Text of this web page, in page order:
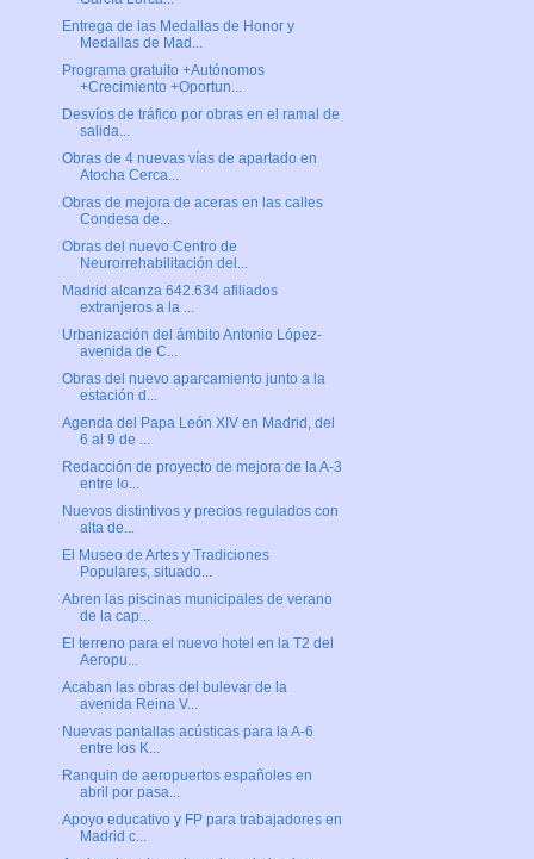
Entrega de las Medallas de Honor y
Medallas de Mad...
Programa gratuito +Autónomos
+Crecimiento +Oportun...
Desvíos de tráfico por obras en el ramal de
salida...
Obras de 4 nuevas vías de apartado en
Atocha Cerca...
Obras de mejora de aceras en las calles
Condesa de...
Obras del nuevo Centro de
Neurorrehabilitación del...
Madrid alcanza 642.634 afiliados
extranjeros a la ...
Urbanización del ámbito Antonio López-
avenida de C...
Obras del nuevo aparcamiento junto a la
estación d...
Agenda del Papa León XIV en Madrid, del
6 al 9 de ...
Redacción de proyecto de mejora de la A-3
entre lo...
Nuevos distintivos y precios regulados con
alta de...
El Museo de Artes y Tradiciones
Populares, situado...
Abren las piscinas municipales de verano
de la cap...
El terreno para el nuevo hotel en la T2 del
Aeropu...
Acaban las obras del bulevar de la
avenida Reina V...
Nuevas pantallas acústicas para la A-6
entre los K...
Ranquin de aeropuertos españoles en
abril por pasa...
Apoyo educativo y FP para trabajadores en
Madrid c...